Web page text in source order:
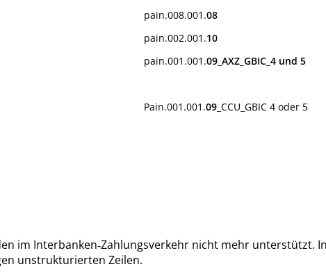
pain.008.001.08
pain.002.001.10
pain.001.001.09_AXZ_GBIC_4 und 5
Pain.001.001.09_CCU_GBIC 4 oder 5
im Interbanken‑Zahlungsverkehr nicht mehr unterstützt.
unstrukturierten Zeilen.